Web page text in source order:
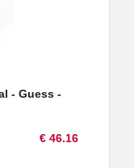
- Guess -
€ 46.16